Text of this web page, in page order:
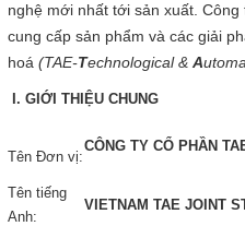
nghệ mới nhất tới sản xuất.
cung cấp sản phẩm và các giải
hoá (TAE-Technological & A
I. GIỚI THIỆU CHUNG
Tên Đơn vị:
CÔNG TY CỔ PHẦN
Tên tiếng
Anh:
VIETNAM TAE JOINT
Tải về
Tin tức